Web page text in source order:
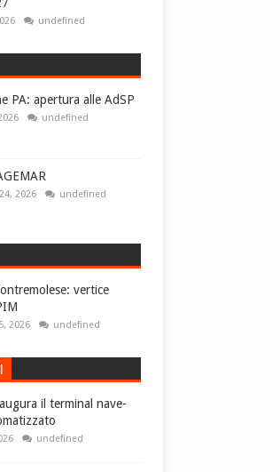
undefined
PA: apertura alle AdSP
undefined
2026 undefined
vertice
2026 undefined
il terminal nave-
undefined